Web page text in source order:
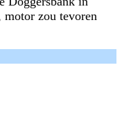
motor zou tevoren